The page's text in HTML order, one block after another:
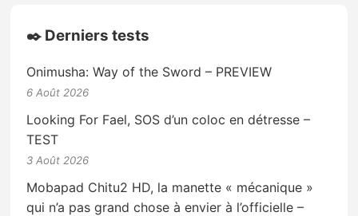
✒️ Derniers tests
Onimusha: Way of the Sword – PREVIEW
6 Août 2026
Looking For Fael, SOS d’un coloc en détresse –
TEST
3 Août 2026
Mobapad Chitu2 HD, la manette « mécanique »
qui n’a pas grand chose à envier à l’officielle –